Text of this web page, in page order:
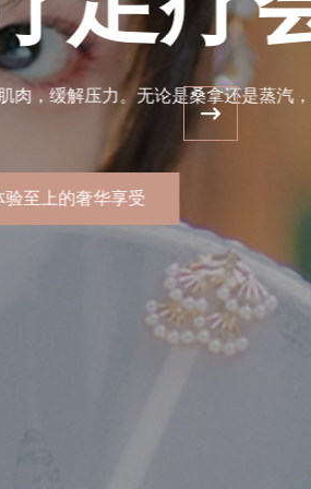
内而外的舒适与放松，